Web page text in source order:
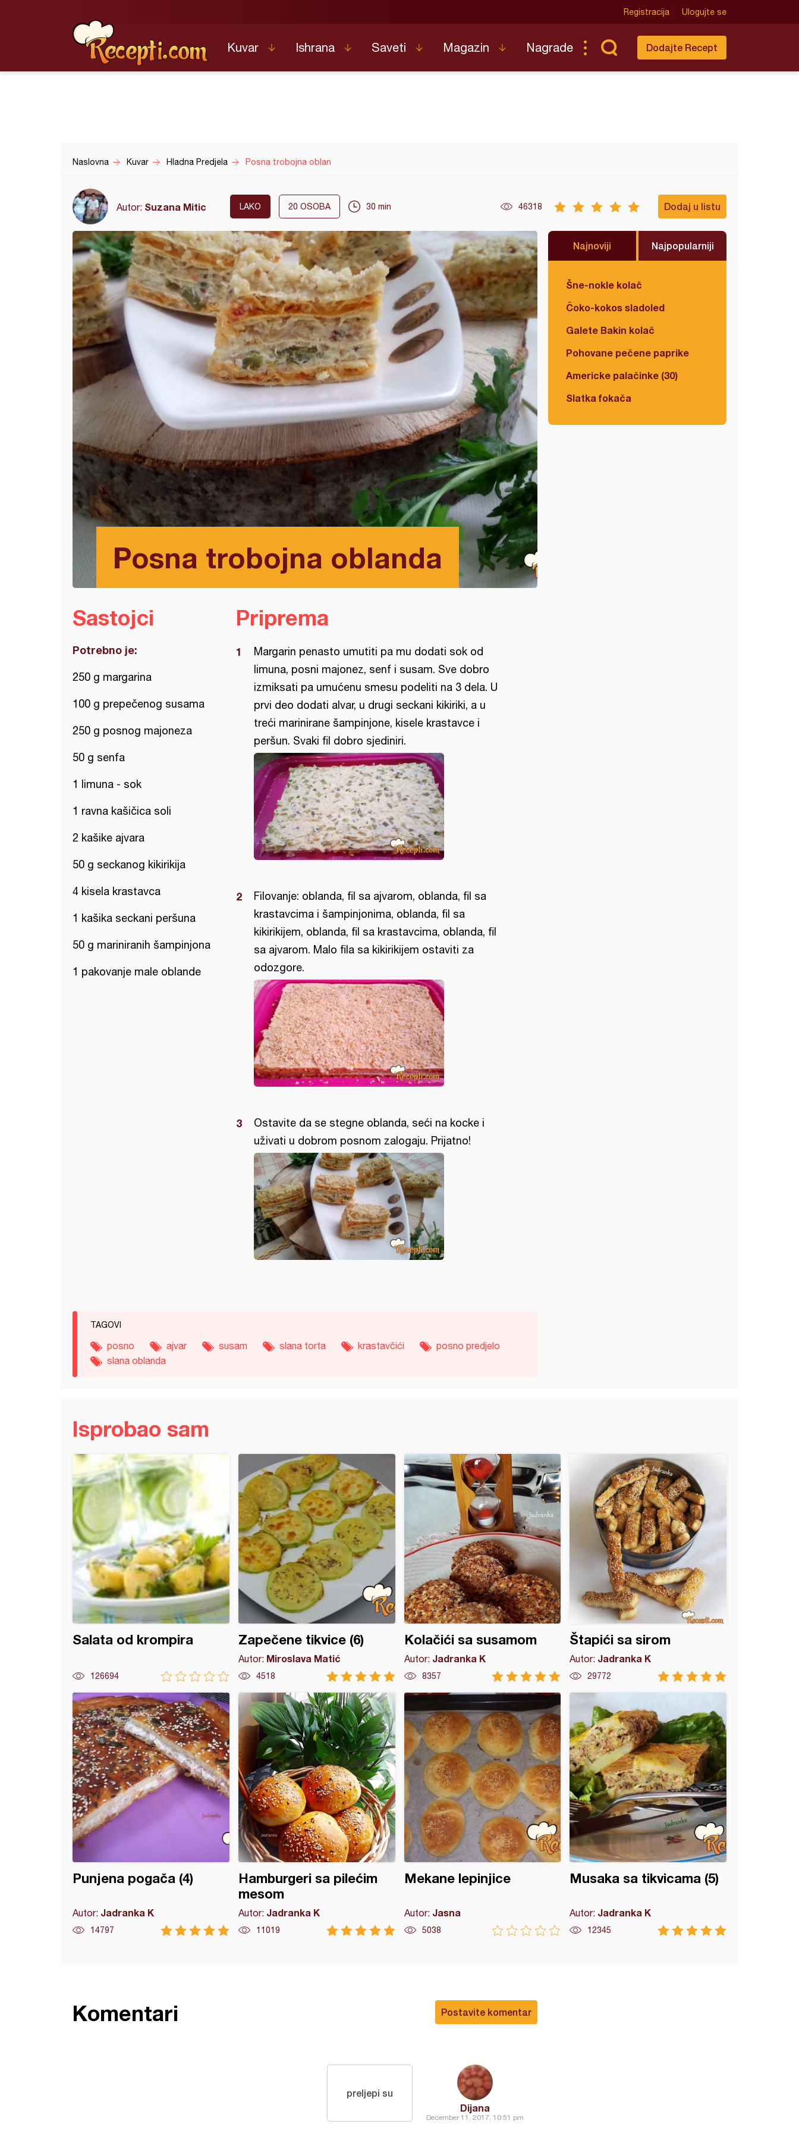
Registracija Ulogujte se
Kuvar Ishrana Saveti Magazin Nagrade Dodajte Recept
Naslovna Kuvar Hladna Predjela Posna trobojna oblan
Autor: Suzana Mitic LAKO 20 OSOBA 30 min 46318 Dodaj u listu
Posna trobojna oblanda
Najnoviji Najpopularniji
Šne-nokle kolač
Čoko-kokos sladoled
Galete Bakin kolač
Pohovane pečene paprike
Americke palačinke (30)
Slatka fokača
Sastojci
Potrebno je:
250 g margarina
100 g prepečenog susama
250 g posnog majoneza
50 g senfa
1 limuna - sok
1 ravna kašičica soli
2 kašike ajvara
50 g seckanog kikirikija
4 kisela krastavca
1 kašika seckani peršuna
50 g mariniranih šampinjona
1 pakovanje male oblande
Priprema
Margarin penasto umutiti pa mu dodati sok od
limuna, posni majonez, senf i susam. Sve dobro
izmiksati pa umućenu smesu podeliti na 3 dela. U
prvi deo dodati alvar, u drugi seckani kikiriki, a u
treći marinirane šampinjone, kisele krastavce i
peršun. Svaki fil dobro sjediniri.
Filovanje: oblanda, fil sa ajvarom, oblanda, fil sa
krastavcima i šampinjonima, oblanda, fil sa
kikirikijem, oblanda, fil sa krastavcima, oblanda, fil
sa ajvarom. Malo fila sa kikirikijem ostaviti za
odozgore.
Ostavite da se stegne oblanda, seći na kocke i
uživati u dobrom posnom zalogaju. Prijatno!
TAGOVI
posno ajvar susam slana torta krastavčići
posno predjelo
slana oblanda
Isprobao sam
Salata od krompira
126694
Zapečene tikvice (6)
Autor: Miroslava Matić
4518
Kolačići sa susamom
Autor: Jadranka K
8357
Štapići sa sirom
Autor: Jadranka K
29772
Punjena pogača (4)
Autor: Jadranka K
14797
Hamburgeri sa pilećim
mesom
Autor: Jadranka K
11019
Mekane lepinjice
Autor: Jasna
5038
Musaka sa tikvicama (5)
Autor: Jadranka K
12345
sa tikvicama (5)
Postavite komentar
Komentari
Dijana
December 11, 2017, 10:51 pm
preljepi su